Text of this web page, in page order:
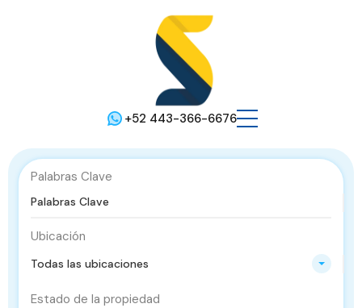
+52 443-366-6676
Palabras Clave
Ubicación
Todas las ubicaciones
Estado de la propiedad